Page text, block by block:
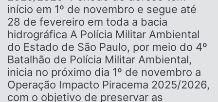
início em 1º de novembro e segue até
28 de fevereiro em toda a bacia
hidrográfica A Polícia Militar Ambiental
do Estado de São Paulo, por meio do 4º
Batalhão de Polícia Militar Ambiental,
inicia no próximo dia 1º de novembro a
Operação Impacto Piracema 2025/2026,
com o objetivo de preservar as